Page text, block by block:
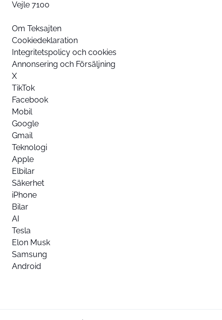
Vejle 7100
Om Teksajten
Cookiedeklaration
Integritetspolicy och cookies
Annonsering och Försäljning
X
TikTok
Facebook
Mobil
Google
Gmail
Teknologi
Apple
Elbilar
Säkerhet
iPhone
Bilar
AI
Tesla
Elon Musk
Samsung
Android